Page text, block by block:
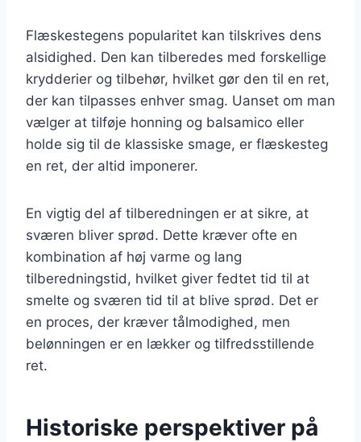
Flæskestegens popularitet kan tilskrives dens
alsidighed. Den kan tilberedes med forskellige
krydderier og tilbehør, hvilket gør den til en ret,
der kan tilpasses enhver smag. Uanset om man
vælger at tilføje honning og balsamico eller
holde sig til de klassiske smage, er flæskesteg
en ret, der altid imponerer.
En vigtig del af tilberedningen er at sikre, at
sværen bliver sprød. Dette kræver ofte en
kombination af høj varme og lang
tilberedningstid, hvilket giver fedtet tid til at
smelte og sværen tid til at blive sprød. Det er
en proces, der kræver tålmodighed, men
belønningen er en lækker og tilfredsstillende
ret.
Historiske perspektiver på